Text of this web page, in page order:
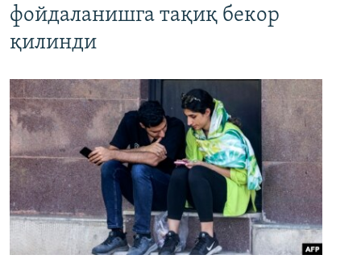
ИЖТИМОИЙ ТАРМОҚЛАР
Озодлик бошқа тилларда
фойдаланишга тақиқ бекор
қилинди